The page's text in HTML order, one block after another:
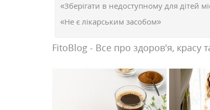
«Зберігати в недоступному для дітей
«Не є лікарським засобом»
FitoBlog - Все про здоров'я, красу